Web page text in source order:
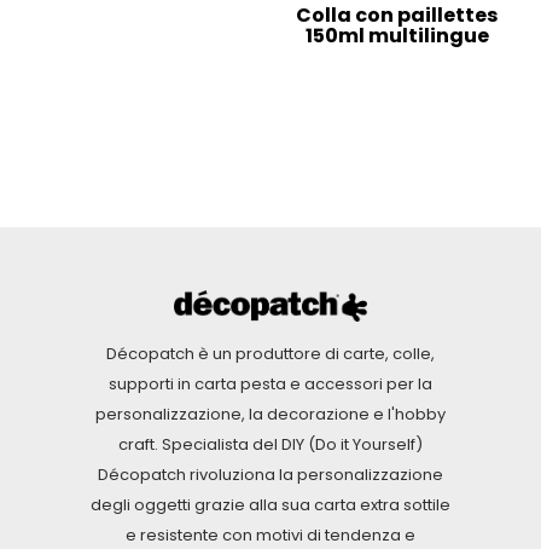
Colla con paillettes
150ml multilingue
Décopatch è un produttore di carte, colle,
supporti in carta pesta e accessori per la
personalizzazione, la decorazione e l'hobby
craft. Specialista del DIY (Do it Yourself)
Décopatch rivoluziona la personalizzazione
degli oggetti grazie alla sua carta extra sottile
e resistente con motivi di tendenza e